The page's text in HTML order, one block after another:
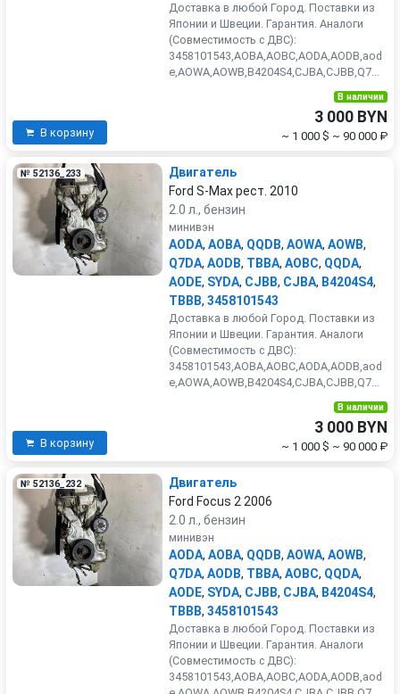
Доставка в любой Город. Поставки из
Японии и Швеции. Гарантия. Аналоги
(Совместимость с ДВС):
3458101543,AOBA,AOBC,AODA,AODB,aod
e,AOWA,AOWB,B4204S4,CJBA,CJBB,Q7...
В корзину
В наличии
3 000 BYN
~ 1 000 $ ~ 90 000 ₽
№ 52136_233
Двигатель
Ford S-Max рест. 2010
2.0 л., бензин
минивэн
AODA, AOBA, QQDB, AOWA, AOWB,
Q7DA, AODB, TBBA, AOBC, QQDA,
AODE, SYDA, CJBB, CJBA, B4204S4,
TBBB, 3458101543
Доставка в любой Город. Поставки из
Японии и Швеции. Гарантия. Аналоги
(Совместимость с ДВС):
3458101543,AOBA,AOBC,AODA,AODB,aod
e,AOWA,AOWB,B4204S4,CJBA,CJBB,Q7...
В корзину
В наличии
3 000 BYN
~ 1 000 $ ~ 90 000 ₽
№ 52136_232
Двигатель
Ford Focus 2 2006
2.0 л., бензин
минивэн
AODA, AOBA, QQDB, AOWA, AOWB,
Q7DA, AODB, TBBA, AOBC, QQDA,
AODE, SYDA, CJBB, CJBA, B4204S4,
TBBB, 3458101543
Доставка в любой Город. Поставки из
Японии и Швеции. Гарантия. Аналоги
(Совместимость с ДВС):
3458101543,AOBA,AOBC,AODA,AODB,aod